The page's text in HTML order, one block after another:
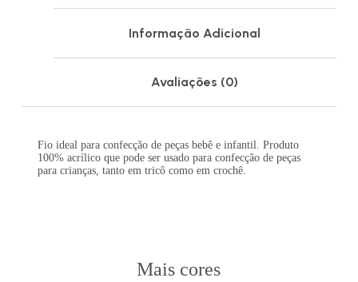
Informação Adicional
Avaliações (0)
Fio ideal para confecção de peças bebê e infantil. Produto
100% acrílico que pode ser usado para confecção de peças
para crianças, tanto em tricô como em crochê.
Mais cores